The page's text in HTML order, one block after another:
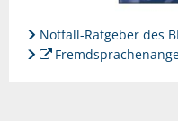
Notfall-Ratgeber des